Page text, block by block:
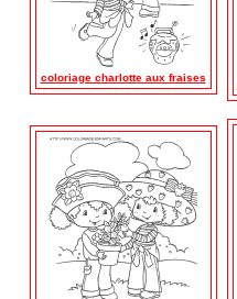
coloriage charlotte aux fraises